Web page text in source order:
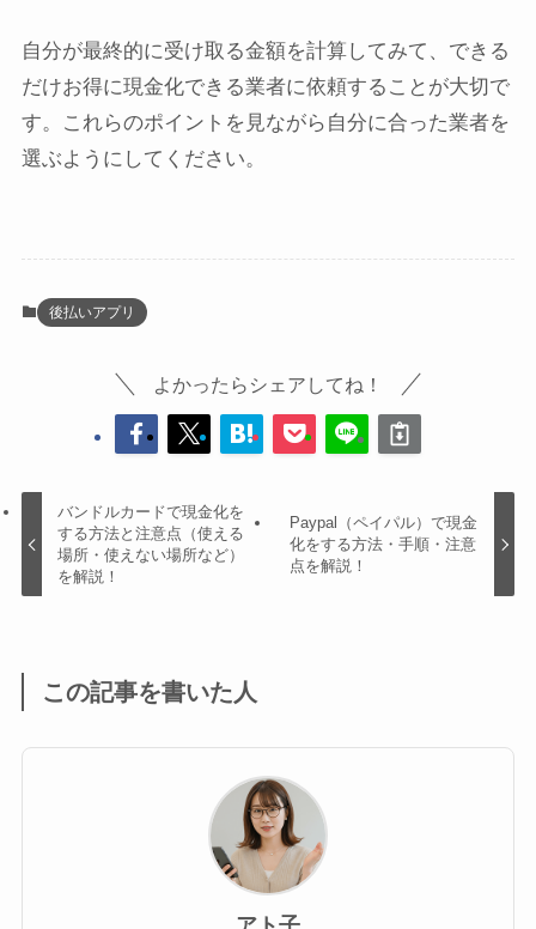
自分が最終的に受け取る金額を計算してみて、できる
だけお得に現金化できる業者に依頼することが大切で
す。これらのポイントを見ながら自分に合った業者を
選ぶようにしてください。
後払いアプリ
よかったらシェアしてね！
バンドルカードで現金化を
する方法と注意点（使える
場所・使えない場所など）
を解説！
Paypal（ペイパル）で現金
化をする方法・手順・注意
点を解説！
この記事を書いた人